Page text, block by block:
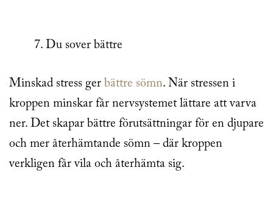
Du sover bättre
Minskad stress gerbättre sömn. När stressen i
kroppen minskar får nervsystemet lättare att varva
ner. Det skapar bättre förutsättningar för en djupare
och mer återhämtande sömn – där kroppen
verkligen får vila och återhämta sig.